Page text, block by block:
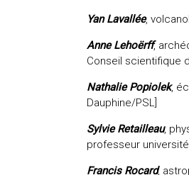
Yan Lavallée,
Anne Lehoërff,
Conseil scientifique
Nathalie Popiolek,
Dauphine/PSL]
Sylvie Retailleau,
professeur université
Francis Rocard,